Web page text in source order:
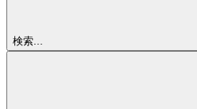
検索...